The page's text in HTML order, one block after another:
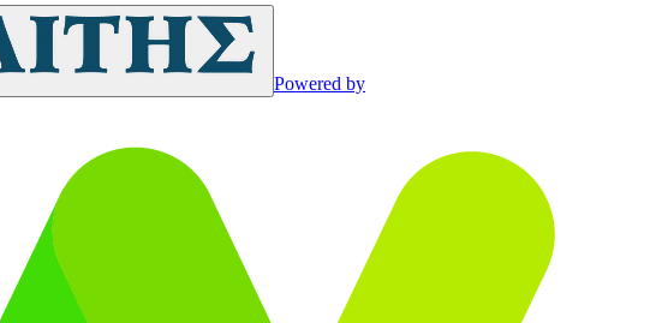
Powered by